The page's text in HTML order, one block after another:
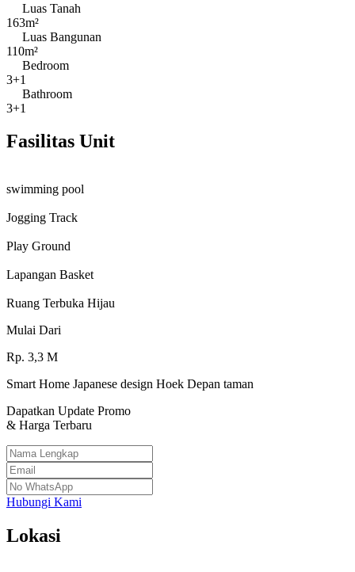
Luas Tanah
163m²
Luas Bangunan
110m²
Bedroom
3+1
Bathroom
3+1
Fasilitas Unit
swimming pool
Jogging Track
Play Ground
Lapangan Basket
Ruang Terbuka Hijau
Mulai Dari
Rp. 3,3 M
Smart Home Japanese design Hoek Depan taman
Dapatkan Update Promo
& Harga Terbaru
Hubungi Kami
Lokasi